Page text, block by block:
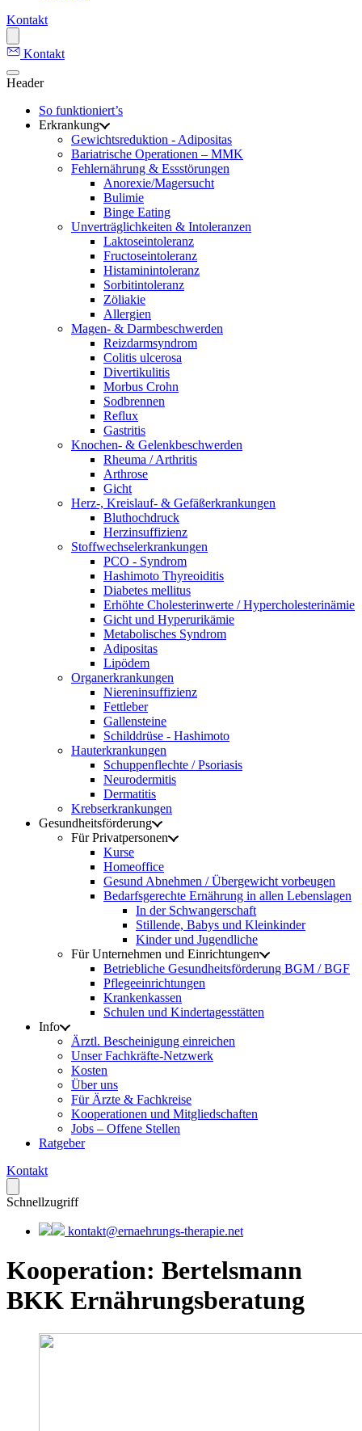
Kontakt
Kontakt
Header
So funktioniert’s
Erkrankung
Gewichtsreduktion - Adipositas
Bariatrische Operationen – MMK
Fehlernährung & Essstörungen
Anorexie/Magersucht
Bulimie
Binge Eating
Unverträglichkeiten & Intoleranzen
Laktoseintoleranz
Fructoseintoleranz
Histaminintoleranz
Sorbitintoleranz
Zöliakie
Allergien
Magen- & Darmbeschwerden
Reizdarmsyndrom
Colitis ulcerosa
Divertikulitis
Morbus Crohn
Sodbrennen
Reflux
Gastritis
Knochen- & Gelenkbeschwerden
Rheuma / Arthritis
Arthrose
Gicht
Herz-, Kreislauf- & Gefäßerkrankungen
Bluthochdruck
Herzinsuffizienz
Stoffwechselerkrankungen
PCO - Syndrom
Hashimoto Thyreoiditis
Diabetes mellitus
Erhöhte Cholesterinwerte / Hypercholesterinämie
Gicht und Hyperurikämie
Metabolisches Syndrom
Adipositas
Lipödem
Organerkrankungen
Niereninsuffizienz
Fettleber
Gallensteine
Schilddrüse - Hashimoto
Hauterkrankungen
Schuppenflechte / Psoriasis
Neurodermitis
Dermatitis
Krebserkrankungen
Gesundheitsförderung
Für Privatpersonen
Kurse
Homeoffice
Gesund Abnehmen / Übergewicht vorbeugen
Bedarfsgerechte Ernährung in allen Lebenslagen
In der Schwangerschaft
Stillende, Babys und Kleinkinder
Kinder und Jugendliche
Für Unternehmen und Einrichtungen
Betriebliche Gesundheitsförderung BGM / BGF
Pflegeeinrichtungen
Krankenkassen
Schulen und Kindertagesstätten
Info
Ärztl. Bescheinigung einreichen
Unser Fachkräfte-Netzwerk
Kosten
Über uns
Für Ärzte & Fachkreise
Kooperationen und Mitgliedschaften
Jobs – Offene Stellen
Ratgeber
Kontakt
Schnellzugriff
kontakt@ernaehrungs-therapie.net
Kooperation: Bertelsmann
BKK Ernährungsberatung